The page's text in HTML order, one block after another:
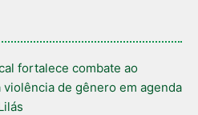
fortalece combate ao
violência de gênero em agenda